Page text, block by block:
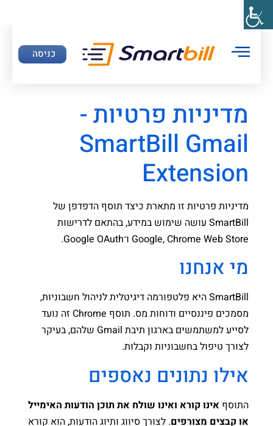
כניסה
מדיניות פרטיות -
SmartBill Gmail
Extension
מדיניות פרטיות זו מתארת כיצד תוסף הדפדפן של
SmartBill עושה שימוש במידע, בהתאם לדרישות
Google, Chrome Web Store ו־Google OAuth.
מי אנחנו
SmartBill היא פלטפורמה דיגיטלית לניהול חשבוניות,
מסמכים פיננסיים ודוחות מס. תוסף Chrome זה נועד
לסייע למשתמשים בארגון תיבת Gmail שלהם, בעיקר
לצורך טיפול בחשבוניות וקבלות.
אילו נתונים נאספים
התוסף אינו קורא ואינו שולח את תוכן הודעות האימייל
או קבצים מצורפים. לצורך סיווג ותיוג הודעות, הוא קורא